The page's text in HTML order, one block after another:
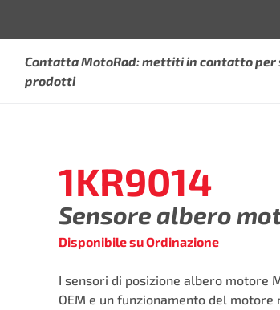
Contatta MotoRad: mettiti in contatto per
prodotti
1KR9014
Sensore albero
Disponibile su Ordinazione
I sensori di posizione albero motore
OEM e un funzionamento del